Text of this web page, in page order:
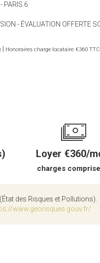
PARIS 6
- ÉVALUATION OFFERTE
Honoraires charge locataire: €360 TTC
Loyer €360/
charges
des Risques et Pollutions).
www.georisques.gouv.fr/